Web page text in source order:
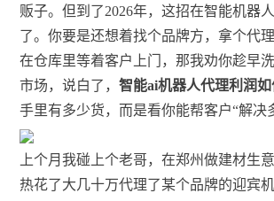
贩子。但到了2026年，这招在智能机器
了。你要是还想着找个品牌方，拿个代
在仓库里等着客户上门，那我劝你趁早
市场，说白了，智能ai机器人代理利润如
手里有多少货，而是看你能帮客户“解决
上个月我碰上个老哥，在郑州做建材生
热花了大几十万代理了某个品牌的迎宾